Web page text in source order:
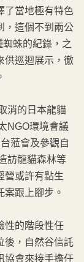
了當地極有特色
，這個不到兩公
蛛的紀錄，之
供巡迴展示，徹
消的日本龍貓
NGO環境會議
蒞會及參觀自
訪龍貓森林等
營或許有點生
跟上腳步。
性的階段性任
後，自然谷信託
協會來接手擔任